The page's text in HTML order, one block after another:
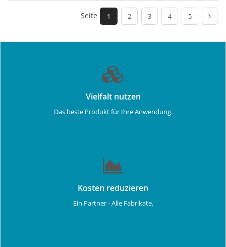
Seite 1 2 3 4 5
Vielfalt nutzen
Das beste Produkt für Ihre Anwendung.
Kosten reduzieren
Ein Partner - Alle Fabrikate.